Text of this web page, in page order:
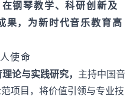
在钢琴教学、科研创新及
果，为新时代音乐教育高
使命
论与实践研究， 主持中国音
项目，将价值引领与专业技